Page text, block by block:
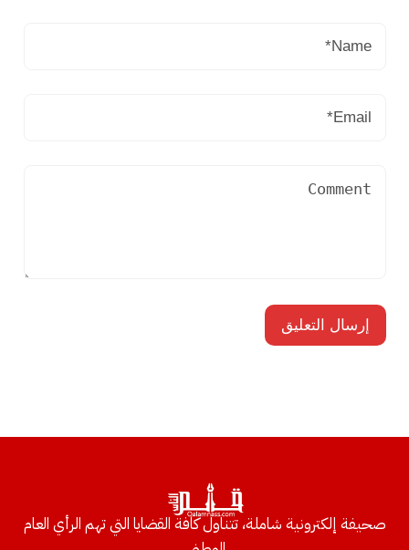
صحيفة إلكترونية شاملة، تتناول كافة القضايا التي تهم الرأي العام